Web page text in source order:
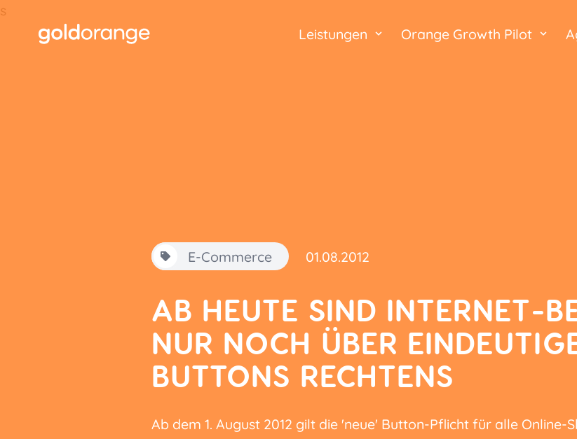
Leistungen Orange Growth Pilot
s
E-Commerce 01.08.2012
AB HEUTE SIND INTERNET-
NUR NOCH ÜBER
BUTTONS RECHTENS
Ab dem 1. August 2012 gilt die 'neue' Button-Pflicht für alle Online-